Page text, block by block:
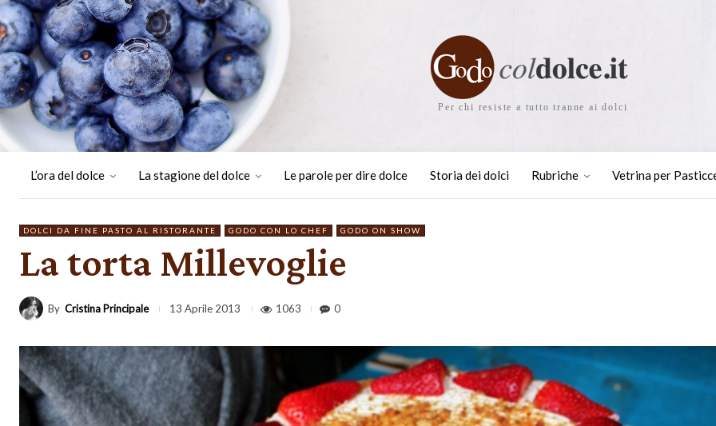
Per chi resiste a tutto tranne ai dolci
L’ora del dolce La stagione del dolce Le parole per dire dolce Storia dei dolci Rubriche Vetrina per
DOLCI DA FINE PASTO AL RISTORANTE GODO CON LO CHEF GODO ON SHOW
La torta Millevoglie
By Cristina Principale 13 Aprile 2013 1063 0